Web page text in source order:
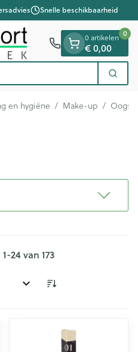
Snelle beschikbaarheid
Zoek
0 artikelen
€ 0,00
0
en hygiëne / Make-up /
1-24van 173